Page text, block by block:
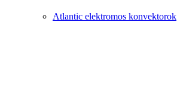
Atlantic elektromos konvektorok